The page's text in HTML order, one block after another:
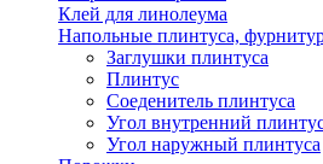
Клей для линолеума
Напольные плинтуса,
Заглушки плинтуса
Плинтус
Соеденитель плинтуса
Угол внутренний
Угол наружный плинтуса